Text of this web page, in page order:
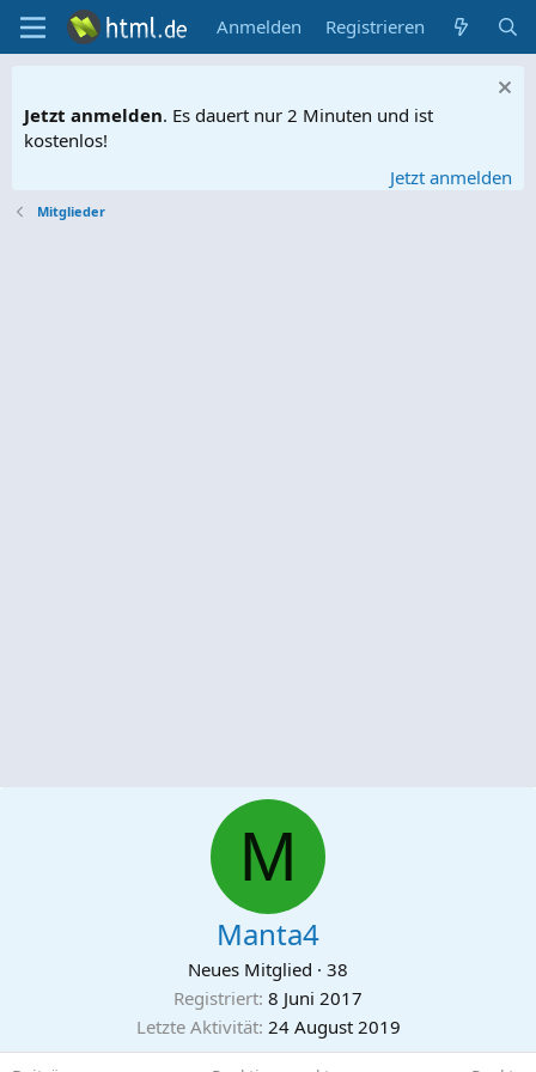
Anmelden Registrieren
Jetzt anmelden. Es dauert nur 2 Minuten und ist
kostenlos!
Jetzt anmelden
Mitglieder
M
Manta4
Neues Mitglied · 38
Registriert 8 Juni 2017
Letzte Aktivität 24 August 2019